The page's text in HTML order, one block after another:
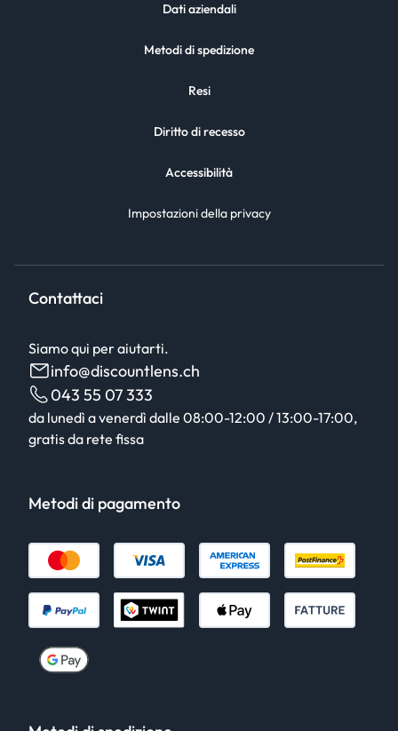
Dati aziendali
Metodi di spedizione
Resi
Diritto di recesso
Accessibilità
Impostazioni della privacy
Contattaci
Siamo qui per aiutarti.
info@discountlens.ch
043 55 07 333
da lunedì a venerdì dalle 08:00-12:00 / 13:00-17:00,
gratis da rete fissa
Metodi di pagamento